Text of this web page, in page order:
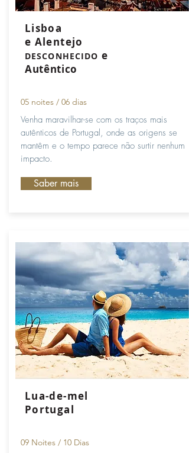
Lisboa
e Alentejo
DESCONHECIDO e
Autêntico
05 noites / 06 dias
Venha maravilhar-se com os traços mais
autênticos de Portugal, onde as origens se
mantêm e o tempo parece não surtir nenhum
impacto.
Saber mais
Lua-de-mel
Portugal
09 Noites / 10 Dias